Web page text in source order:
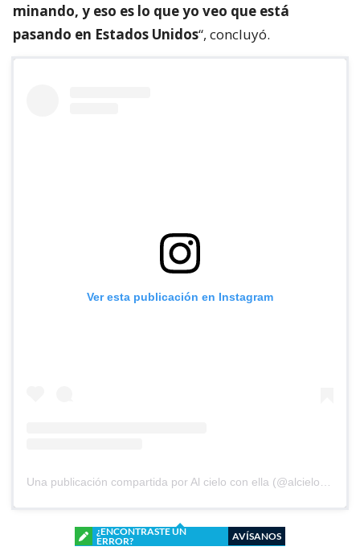
minando, y eso es lo que yo veo que está
pasando en Estados Unidos“, concluyó.
Ver esta publicación en Instagram
¿ENCONTRASTE UN
ERROR?
AVÍSANOS